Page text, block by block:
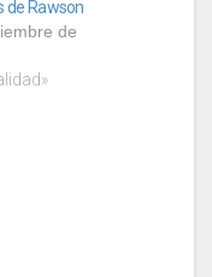
de Rawson
de